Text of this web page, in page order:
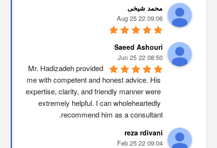
محمد شیخی
09:06 22 Aug 25
Saeed Ashouri
08:50 22 Jun 25
Mr. Hadizadeh provided
me with competent and honest advice. His
expertise, clarity, and friendly manner were
extremely helpful. I can wholeheartedly
recommend him as a consultant.
reza rdivani
09:04 22 Feb 25